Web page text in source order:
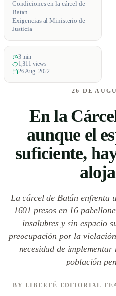
Condiciones en la cárcel de
Batán
Exigencias al Ministerio de
Justicia
3 min
1,811 views
26 Aug. 2022
26 DE
En la
aunque el
suficiente,
La cárcel de Batán enfrenta
1601 presos en 16
insalubres y sin espacio
preocupación por la
necesidad de
población
BY LIBERTÉ EDITORIAL